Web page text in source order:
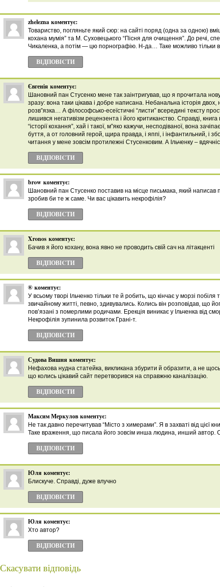
zhelezna коментує:
Товариство, погляньте який сюр: на сайті поряд (одна за одною)
кохана мумія” та М. Суховецького “Пісня для очищення”. До речі,
Чикаленка, а потім — цю порнографію. Н-да… Таке можливо тільки
ВІДПОВІCТИ
Євгенія коментує:
Шановний пан Стусенко мене так заінтригував, що я прочитала
зразу: вона таки цікава і добре написана. Небанальна історія двох,
розв”язка… А філософсько-есеїстичні “листи” всередині тексту
лишився негативізм рецензента і його критиканство. Справді,
“історії кохання”, хай і такої, м”яко кажучи, несподіваної, вона
буття, а от головний герой, щира правда, і яппі, і інфантильний, і
читання у мене зовсім протилежні Стусенковим. А Ільченку –
ВІДПОВІCТИ
brow коментує:
Шановний пан Стусенко поставив на місце письмака, який написав
зробив би те ж саме. Чи вас цікавить некрофілія?
ВІДПОВІCТИ
Xronos коментує:
Бачив я його кохану, вона явно не проводить свій сач на літакценті
ВІДПОВІCТИ
® коментує:
У всьому творі Ільченко тільки те й робить, що кінчає у морзі побіля
звичайному житті, певно, здивувались. Колись він розповідав, що
пов’язані з померлими родичами. Ерекція виникає у Ільченка від
Некрофілія зупинила розвиток Грані-т.
ВІДПОВІCТИ
Судова Вишня коментує:
Нефахова нудна статейка, викликана збурити й образити, а не
що колись цікавий сайт перетворився на справжню каналізацію.
ВІДПОВІCТИ
Максим Меркулов коментує:
Не так давно перечитував “Місто з химерами”. Я в захваті від цієї
Таке враження, що писала його зовсім инша людина, инший автор.
ВІДПОВІCТИ
Юля коментує:
Блискуче. Справді, дуже влучно
ВІДПОВІCТИ
Юля коментує:
Хто автор?
ВІДПОВІCТИ
Скасувати відповідь